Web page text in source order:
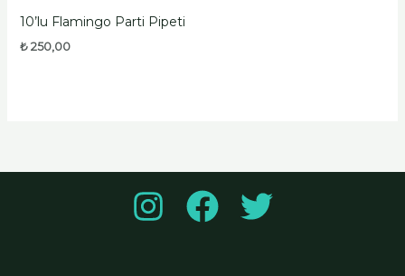
10’lu Flamingo Parti Pipeti
₺250,00